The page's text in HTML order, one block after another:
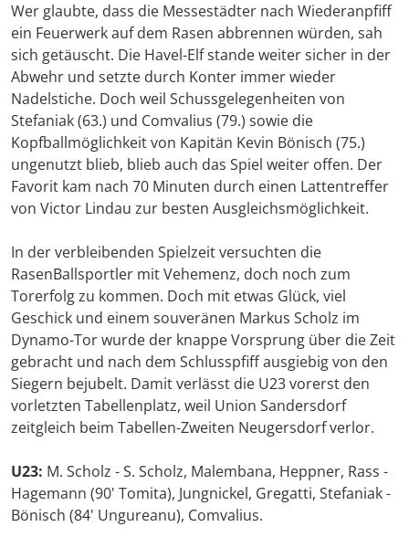
Wer glaubte, dass die Messestädter nach Wiederanpfiff
ein Feuerwerk auf dem Rasen abbrennen würden, sah
sich getäuscht. Die Havel-Elf stande weiter sicher in der
Abwehr und setzte durch Konter immer wieder
Nadelstiche. Doch weil Schussgelegenheiten von
Stefaniak (63.) und Comvalius (79.) sowie die
Kopfballmöglichkeit von Kapitän Kevin Bönisch (75.)
ungenutzt blieb, blieb auch das Spiel weiter offen. Der
Favorit kam nach 70 Minuten durch einen Lattentreffer
von Victor Lindau zur besten Ausgleichsmöglichkeit.
In der verbleibenden Spielzeit versuchten die
RasenBallsportler mit Vehemenz, doch noch zum
Torerfolg zu kommen. Doch mit etwas Glück, viel
Geschick und einem souveränen Markus Scholz im
Dynamo-Tor wurde der knappe Vorsprung über die Zeit
gebracht und nach dem Schlusspfiff ausgiebig von den
Siegern bejubelt. Damit verlässt die U23 vorerst den
vorletzten Tabellenplatz, weil Union Sandersdorf
zeitgleich beim Tabellen-Zweiten Neugersdorf verlor.
U23: M. Scholz - S. Scholz, Malembana, Heppner, Rass -
Hagemann (90' Tomita), Jungnickel, Gregatti, Stefaniak -
Bönisch (84' Ungureanu), Comvalius.